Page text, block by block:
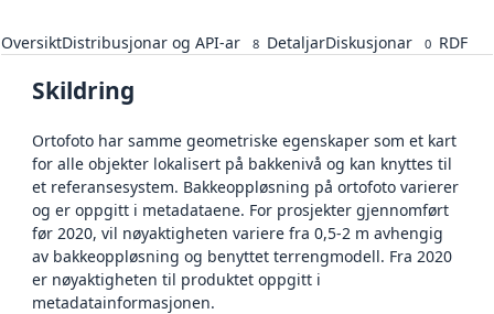
OversiktDistribusjonar og API-ar 8 DetaljarDiskusjonar 0 RDF
Skildring
Ortofoto har samme geometriske egenskaper som et kart
for alle objekter lokalisert på bakkenivå og kan knyttes til
et referansesystem. Bakkeoppløsning på ortofoto varierer
og er oppgitt i metadataene. For prosjekter gjennomført
før 2020, vil nøyaktigheten variere fra 0,5-2 m avhengig
av bakkeoppløsning og benyttet terrengmodell. Fra 2020
er nøyaktigheten til produktet oppgitt i
metadatainformasjonen.